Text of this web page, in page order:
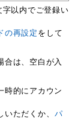
以内でご登録い
の再設定 をして
合は、空白が入
時的にアカウン
ただくか、 パ